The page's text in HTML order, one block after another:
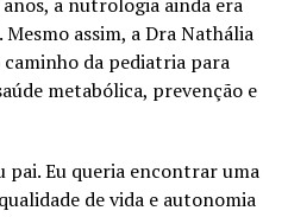
assim, a Dra Nathália
da pediatria para
metabólica, prevenção e
pai. Eu queria encontrar uma
de vida e autonomia